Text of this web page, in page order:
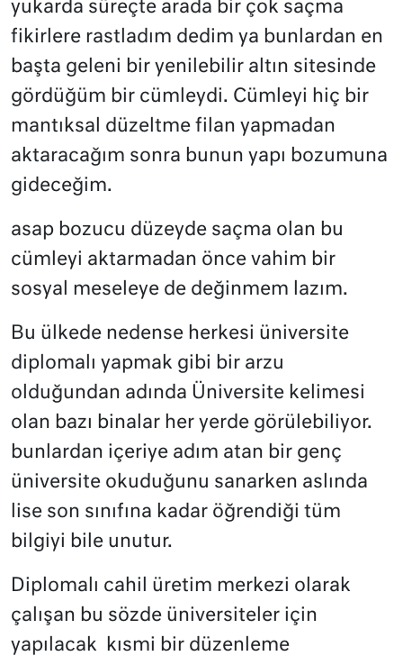
yukarda süreçte arada bir çok saçma
fikirlere rastladım dedim ya bunlardan en
başta geleni bir yenilebilir altın sitesinde
gördüğüm bir cümleydi. Cümleyi hiç bir
mantıksal düzeltme filan yapmadan
aktaracağım sonra bunun yapı bozumuna
gideceğim.
asap bozucu düzeyde saçma olan bu
cümleyi aktarmadan önce vahim bir
sosyal meseleye de değinmem lazım.
Bu ülkede nedense herkesi üniversite
diplomalı yapmak gibi bir arzu
olduğundan adında Üniversite kelimesi
olan bazı binalar her yerde görülebiliyor.
bunlardan içeriye adım atan bir genç
üniversite okuduğunu sanarken aslında
lise son sınıfına kadar öğrendiği tüm
bilgiyi bile unutur.
Diplomalı cahil üretim merkezi olarak
çalışan bu sözde üniversiteler için
yapılacak kısmi bir düzenleme